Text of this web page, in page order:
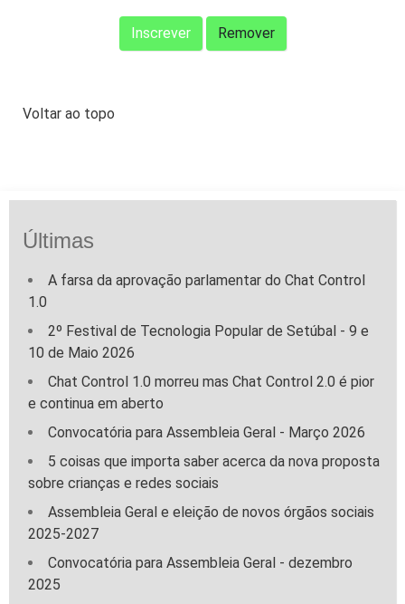
Voltar ao topo
Últimas
A farsa da aprovação parlamentar do Chat Control
1.0
2º Festival de Tecnologia Popular de Setúbal - 9 e
10 de Maio 2026
Chat Control 1.0 morreu mas Chat Control 2.0 é pior
e continua em aberto
Convocatória para Assembleia Geral - Março 2026
5 coisas que importa saber acerca da nova proposta
sobre crianças e redes sociais
Assembleia Geral e eleição de novos órgãos sociais
2025-2027
Convocatória para Assembleia Geral - dezembro
2025